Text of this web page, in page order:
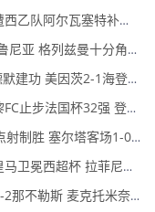
2026年01月15日 爆冷出局！皇马2-3遭西乙队阿尔瓦塞特补时绝杀 无缘国王杯8强
2026年01月14日 国王杯-马竞1-0拉科鲁尼亚 格列兹曼十分角任意球破门+远射中横梁
2026年01月14日 德甲-阿米里破门威德默建功 美因茨2-1海登海姆
2026年01月13日 爆冷！大巴黎0-1巴黎FC止步法国杯32强 登贝莱失单刀埃梅里中框
2026年01月13日 西甲-马科斯·阿隆索点射制胜 塞尔塔客场1-0塞维利亚
2026年01月12日 新年首冠！巴萨3-2皇马卫冕西超杯 拉菲尼亚双响维尼修斯一条龙
2026年01月12日 6轮连胜终结！国米2-2那不勒斯 麦克托米奈双响恰20点射孔蒂染红